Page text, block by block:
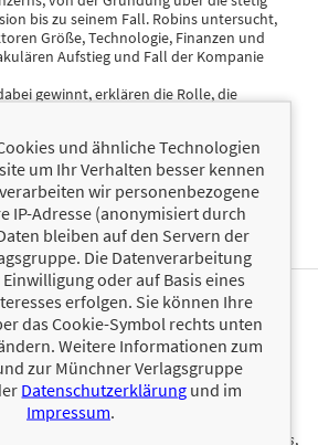
bis zu seinem Fall. Robins untersucht,
Größe, Technologie, Finanzen und
Aufstieg und Fall der Kompanie
gewinnt, erklären die Rolle, die
früh in der Weltgeschichte spielten.
darauf, wie es möglich sein kann,
Verantwortung zu nehmen, wenn Leben
der Gewinnmaximierung
als 20 Jahre Erfahrung im Bereich
von
Der ausgebildete Historiker arbeitet
nachhaltiges und
Investieren und hat für die
Financial Times,
und ähnliche Technologien
um Ihr Verhalten besser kennen
wir personenbezogene
IP-Adresse (anonymisiert durch
bleiben auf den Servern der
Die Datenverarbeitung
oder auf Basis eines
erfolgen. Sie können Ihre
das Cookie-Symbol rechts unten
Weitere Informationen zum
zur Münchner Verlagsgruppe
Datenschutzerklärung und im
Impressum.